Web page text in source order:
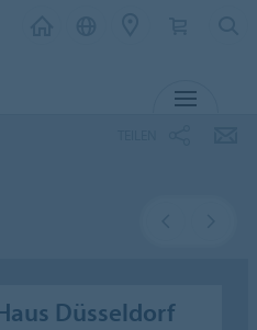
Düsseldorf